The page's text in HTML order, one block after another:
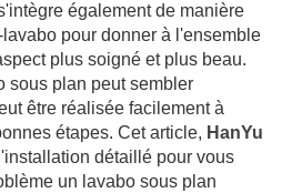
également de manière
pour donner à l'ensemble
plus soigné et plus beau.
sous plan peut sembler
être réalisée facilement à
étapes. Cet article, HanYu
détaillé pour vous
un lavabo sous plan